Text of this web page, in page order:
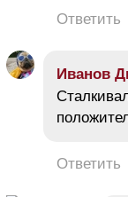
Ответить
Иванов
Ответить